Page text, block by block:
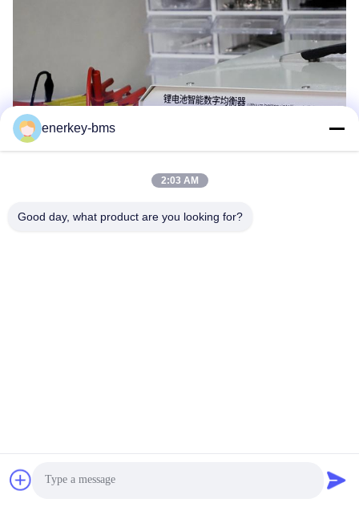
enerkey-bms
2:03 AM
Good day, what product are you looking for?